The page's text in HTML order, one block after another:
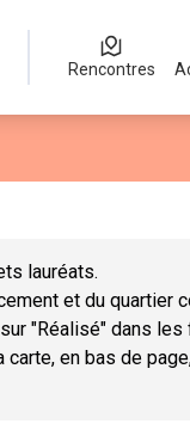
Rencontres
lauréats.
et du quartier
"Réalisé" dans les
en bas de